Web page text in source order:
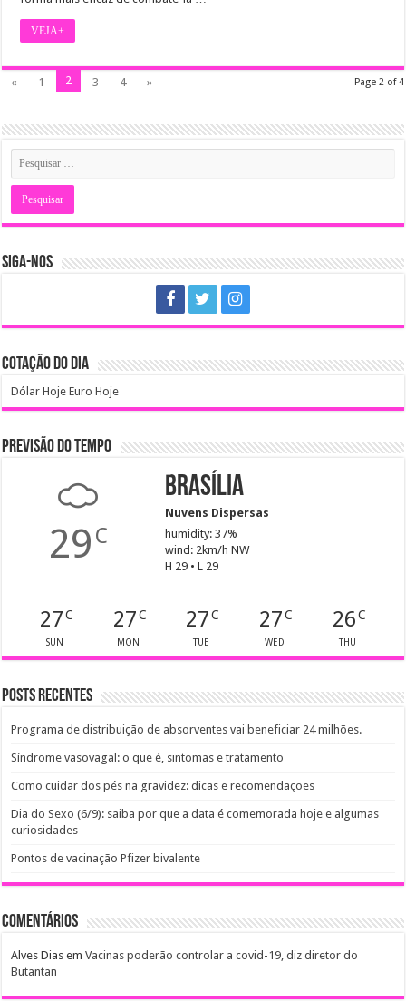
VEJA+
Page 2 of 4
« 1 2 3 4 »
SIGA-NOS
COTAÇÃO DO DIA
Dólar Hoje Euro Hoje
PREVISÃO DO TEMPO
29 C
Brasília
Nuvens Dispersas
humidity: 37%
wind: 2km/h NW
H 29 • L 29
27C
SUN
27C
MON
27 C
TUE
27C
WED
26C
THU
Posts recentes
Programa de distribuição de absorventes vai beneficiar 24 milhões.
Síndrome vasovagal: o que é, sintomas e tratamento
Como cuidar dos pés na gravidez: dicas e recomendações
Dia do Sexo (6/9): saiba por que a data é comemorada hoje e algumas
curiosidades
Pontos de vacinação Pfizer bivalente
Comentários
Alves Dias emVacinas poderão controlar a covid-19, diz diretor do
Butantan